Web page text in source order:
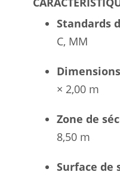
Standards
C, MM
× 2,00 m
Zone de
8,50 m
Surface de